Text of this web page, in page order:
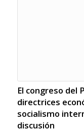
El congreso del
directrices
socialismo
discusión